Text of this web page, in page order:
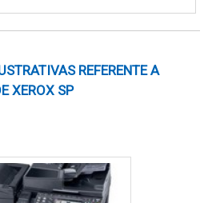
qualidade. Equipamentos
de áreas. Loca....
REFERENTE A
XEROX SP